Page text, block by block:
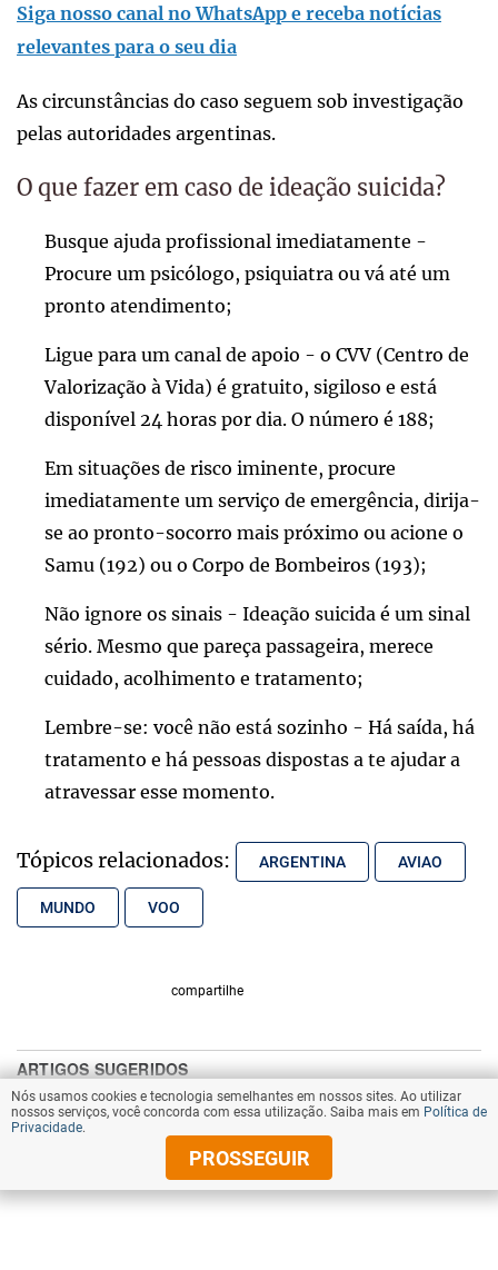
Siga nosso canal no WhatsApp e receba notícias
relevantes para o seu dia
As circunstâncias do caso seguem sob investigação
pelas autoridades argentinas.
O que fazer em caso de ideação suicida?
Busque ajuda profissional imediatamente -
Procure um psicólogo, psiquiatra ou vá até um
pronto atendimento;
Ligue para um canal de apoio - o CVV (Centro de
Valorização à Vida) é gratuito, sigiloso e está
disponível 24 horas por dia. O número é 188;
Em situações de risco iminente, procure
imediatamente um serviço de emergência, dirija-
se ao pronto-socorro mais próximo ou acione o
Samu (192) ou o Corpo de Bombeiros (193);
Não ignore os sinais - Ideação suicida é um sinal
sério. Mesmo que pareça passageira, merece
cuidado, acolhimento e tratamento;
Lembre-se: você não está sozinho - Há saída, há
tratamento e há pessoas dispostas a te ajudar a
atravessar esse momento.
Tópicos relacionados: ARGENTINA AVIAO
MUNDO VOO
compartilhe
Nós usamos cookies e tecnologia semelhantes em nossos sites. Ao utilizar
nossos serviços, você concorda com essa utilização. Saiba mais em Política de
Privacidade.
PROSSEGUIR